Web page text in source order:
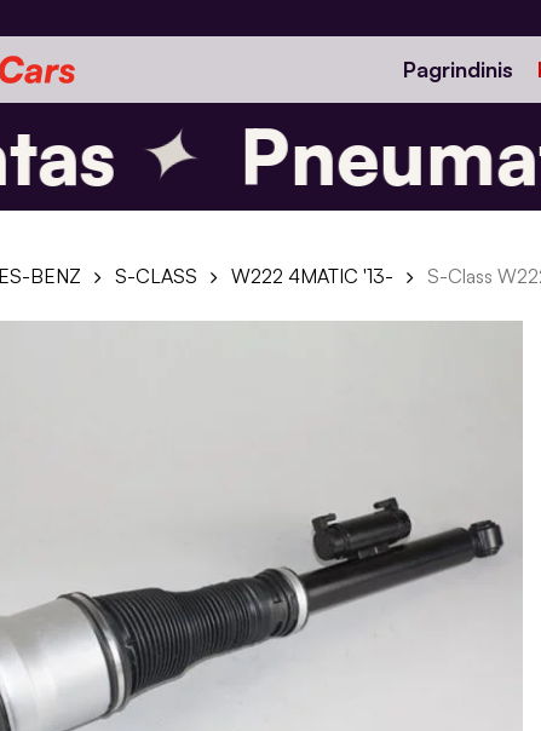
Pagrindinis
✦
BENZ S-CLASS W222 4MATIC '13- S-Class